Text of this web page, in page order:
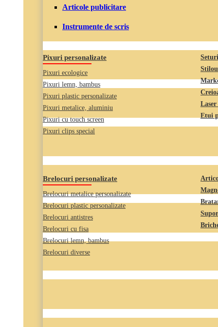
Articole publicitare
Instrumente de scris
Pixuri personalizate
Pixuri ecologice
Pixuri lemn, bambus
Pixuri plastic personalizate
Pixuri metalice, aluminiu
Pixuri cu touch screen
Pixuri clips special
Etui
Brelocuri personalizate
Brelocuri metalice personalizate
Brelocuri plastic personalizate
Brelocuri antistres
Brelocuri cu fisa
Brelocuri lemn, bambus
Brelocuri diverse